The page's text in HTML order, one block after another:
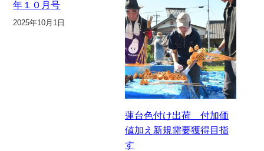
年１０月号
2025年10月1日
蓮台色付け出荷 付加価
値加え新規需要獲得目指
す